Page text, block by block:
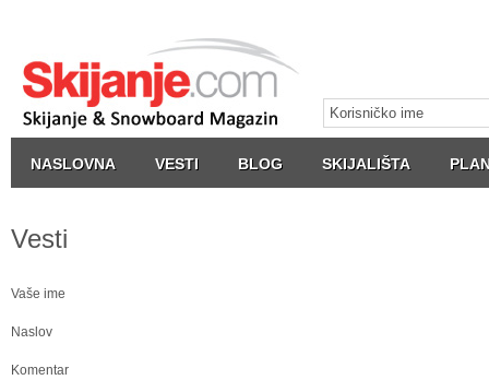
NASLOVNA VESTI BLOG SKIJALIŠTA
Vesti
Vaše ime
Naslov
Komentar